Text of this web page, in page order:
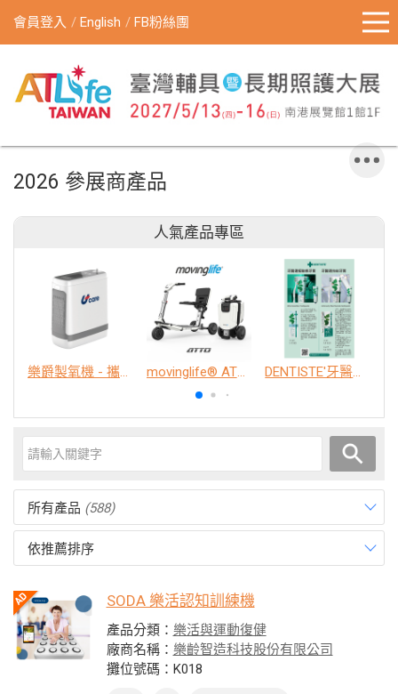
會員登入 English FB粉絲團
2026 參展商產品
人氣產品專區
樂爵製氧機 - 攜帶型 movinglife® ATTO新世代電動代步車 經典款 DENTISTE'牙醫選極敏感牙膏、抗蛀牙膏
所有產品 (588)
依推薦排序
SODA 樂活認知訓練機
產品分類： 樂活與運動復健
廠商名稱： 樂齡智造科技股份有限公司
攤位號碼：K018